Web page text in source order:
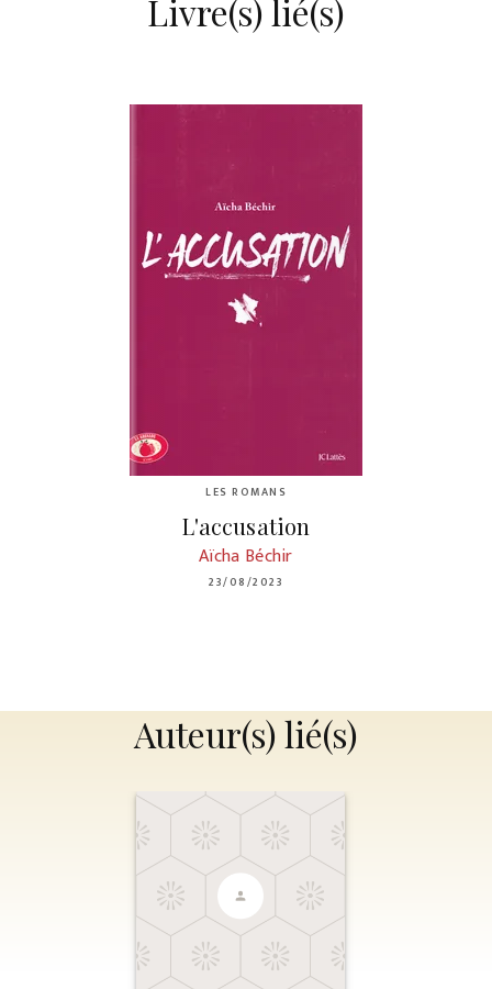
Livre(s) lié(s)
LES ROMANS
L'accusation
Aïcha Béchir
23/08/2023
Auteur(s) lié(s)